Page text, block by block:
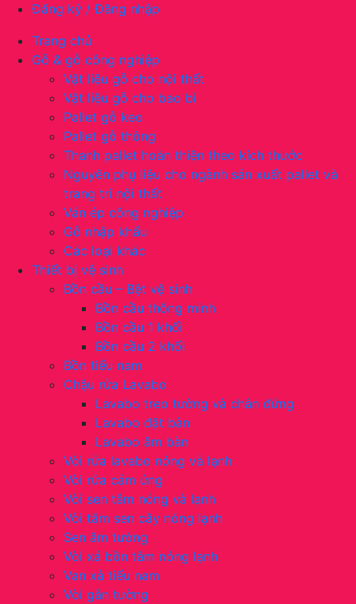
Đăng ký / Đăng nhập
Trang chủ
Gỗ & gỗ công nghiệp
Vật liệu gỗ cho nội thất
Vật liệu gỗ cho bao bì
Pallet gỗ keo
Pallet gỗ thông
Thanh pallet hoàn thiện theo kích thước
Nguyên phụ liệu cho ngành sản xuất pallet và
trang trí nội thất
Ván ép công nghiệp
Gỗ nhập khẩu
Các loại khác
Thiết bị vệ sinh
Bồn cầu – Bệt vệ sinh
Bồn cầu thông minh
Bồn cầu 1 khối
Bồn cầu 2 khối
Bồn tiểu nam
Chậu rửa Lavabo
Lavabo treo tường và chân đứng
Lavabo đặt bàn
Lavabo âm bàn
Vòi rửa lavabo nóng và lạnh
Vòi rửa cảm ứng
Vòi sen tắm nóng và lạnh
Vòi tắm sen cây nóng lạnh
Sen âm tường
Vòi xả bồn tắm nóng lạnh
Van xả tiểu nam
Vòi gắn tường